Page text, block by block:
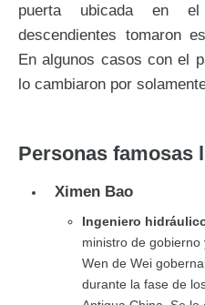
puerta ubicada en
descendientes tomaron
En algunos casos con el
lo cambiaron por
Personas famosas
Ximen Bao
Ingeniero
ministro de
Wen de Wei
durante la fase de